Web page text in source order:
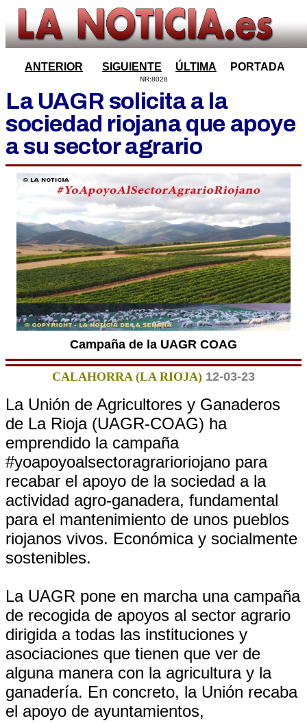
ANTERIOR SIGUIENTE ÚLTIMA PORTADA
NR:8028
La UAGR solicita a la
sociedad riojana que apoye
a su sector agrario
Campaña de la UAGR COAG
CALAHORRA (LA RIOJA) 12-03-23
La Unión de Agricultores y Ganaderos
de La Rioja (UAGR-COAG) ha
emprendido la campaña
#yoapoyoalsectoragrarioriojano para
recabar el apoyo de la sociedad a la
actividad agro-ganadera, fundamental
para el mantenimiento de unos pueblos
riojanos vivos. Económica y socialmente
sostenibles.
La UAGR pone en marcha una campaña
de recogida de apoyos al sector agrario
dirigida a todas las instituciones y
asociaciones que tienen que ver de
alguna manera con la agricultura y la
ganadería. En concreto, la Unión recaba
el apoyo de ayuntamientos,